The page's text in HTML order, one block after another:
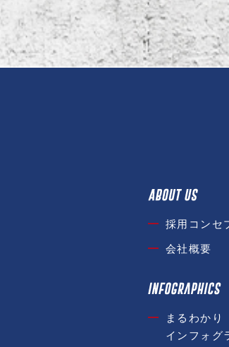
採用コンセ
会社概要
まるわかり
インフォグ